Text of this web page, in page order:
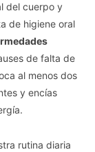
del cuerpo y
de higiene oral
de falta de
al menos dos
y encías
rutina diaria